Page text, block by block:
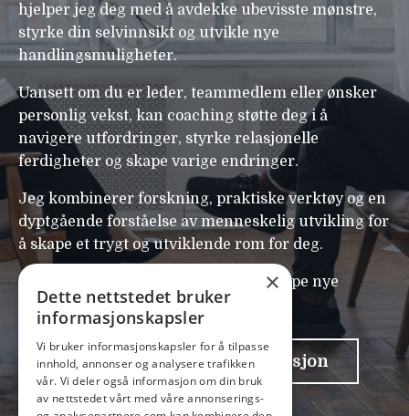
hjelper jeg deg med å avdekke ubevisste mønstre,
styrke din selvinnsikt og utvikle nye
handlingsmuligheter.
Uansett om du er leder, teammedlem eller ønsker
personlig vekst, kan coaching støtte deg i å
navigere utfordringer, styrke relasjonelle
ferdigheter og skape varige endringer.
Jeg kombinerer forskning, praktiske verktøy og en
dyptgående forståelse av menneskelig utvikling for
å skape et trygt og utviklende rom for deg.
Er du klar for en samtale som kan skape nye
muligheter?
Ta kontakt for mer informasjon
×
Dette nettstedet bruker
informasjonskapsler
Vi bruker informasjonskapsler for å tilpasse
innhold, annonser og analysere trafikken
vår. Vi deler også informasjon om din bruk
av nettstedet vårt med våre annonserings-